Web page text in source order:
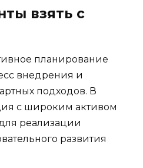
взять с
планирование
внедрения и
подходов. В
с широким активом
реализации
развития